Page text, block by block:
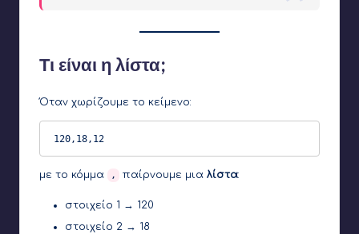
Τι είναι η λίστα;
Όταν χωρίζουμε το κείμενο:
120,18,12
με το κόμμα , παίρνουμε μια λίστα:
στοιχείο 1 → 120
στοιχείο 2 → 18